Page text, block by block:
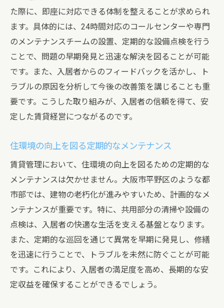
た際に、即座に対応できる体制を整えることが求められ
ます。具体的には、24時間対応のコールセンターや専門
のメンテナンスチームの設置、定期的な設備点検を行う
ことで、問題の早期発見と迅速な解決を図ることが可能
です。また、入居者からのフィードバックを活かし、ト
ラブルの原因を分析して今後の改善策を講じることも重
要です。こうした取り組みが、入居者の信頼を得て、安
定した賃貸経営につながるのです。
住環境の向上を図る定期的なメンテナンス
賃貸管理において、住環境の向上を図るための定期的な
メンテナンスは欠かせません。大阪市平野区のような都
市部では、建物の老朽化が進みやすいため、計画的なメ
ンテナンスが重要です。特に、共用部分の清掃や設備の
点検は、入居者の快適な生活を支える基盤となります。
また、定期的な巡回を通じて異常を早期に発見し、修繕
を迅速に行うことで、トラブルを未然に防ぐことが可能
です。これにより、入居者の満足度を高め、長期的な安
定収益を確保することができるでしょう。